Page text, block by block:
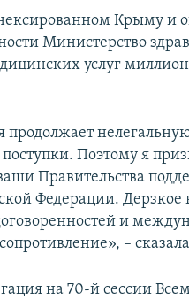
Крыму и
Министерство
услуг
продолжает
поступки. Поэтому я
Правительства
Федерации.
и
–
на 70-й сессии